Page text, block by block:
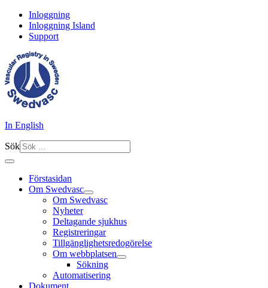
Inloggning
Inloggning Island
Support
In English
Sök
Förstasidan
Om Swedvasc
Om Swedvasc
Nyheter
Deltagande sjukhus
Registreringar
Tillgänglighetsredogörelse
Om webbplatsen
Sökning
Automatisering
Dokument